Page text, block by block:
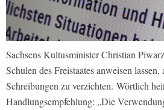
Sachsens Kultusminister Christian
Schulen des Freistaates anweisen
Schreibungen zu verzichten. Wörtlich
Handlungsempfehlung: „Die